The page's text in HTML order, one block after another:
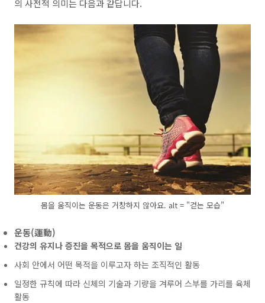
의 사전적 의미는 다음과 같답니다.
몸을 움직이는 운동은 거창하지 않아요. alt = "걷는 모습"
운동(運動)
건강의 유지나 증진을 목적으로 몸을 움직이는 일
사회 안에서 어떤 목적을 이루고자 하는 조직적인 활동
일정한 규칙에 따라 신체의 기술과 기량을 겨루어 스부를 가리를 육체
활동